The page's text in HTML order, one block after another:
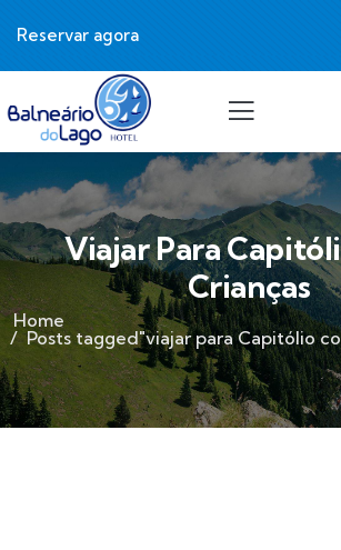
Reservar agora
Viajar Para
Crianças
Home
Posts tagged"viajar para Capitólio